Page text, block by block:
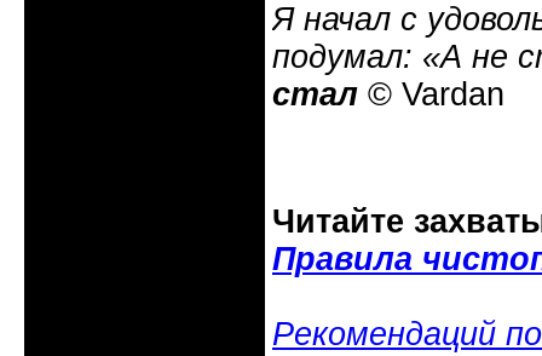
Я начал с
подумал: «А не
стал © Vardan
Читайте
Правила
Рекомендаций